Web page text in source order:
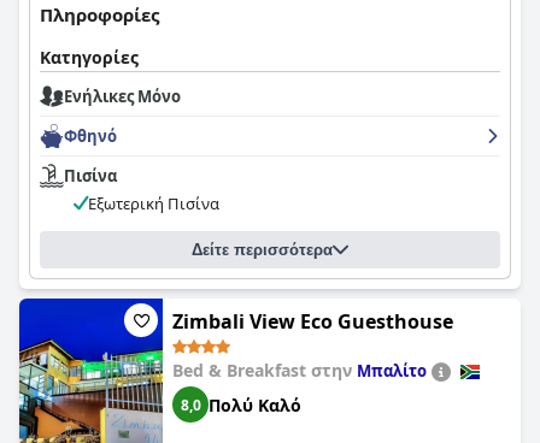
Πληροφορίες
Κατηγορίες
Ενήλικες Μόνο
Φθηνό
Πισίνα
Εξωτερική Πισίνα
Δείτε περισσότερα
Zimbali View Eco Guesthouse
Bed & Breakfast στην Μπαλίτο
8,0 Πολύ Καλό